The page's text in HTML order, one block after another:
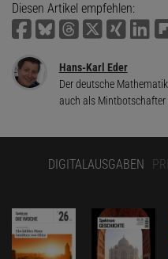
Diesen Artikel empfehlen:
Hans-Karl Eder
Der deutsche
auch als Mintbotschafter
DIGITALAUSGABEN